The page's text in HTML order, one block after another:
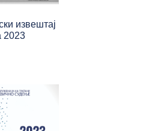
извештај
2023